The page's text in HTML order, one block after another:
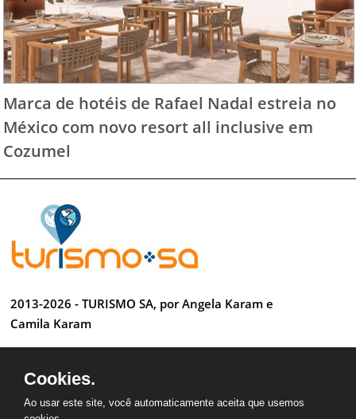
Marca de hotéis de Rafael Nadal estreia no
México com novo resort all inclusive em
Cozumel
2013-2026 - TURISMO SA, por Angela Karam e
Camila Karam
Desenvolvido por Anderson Luiz
Cookies.
Ao usar este site, você automaticamente aceita que usemos